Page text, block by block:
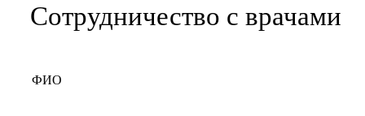
Сотрудничество с врачами